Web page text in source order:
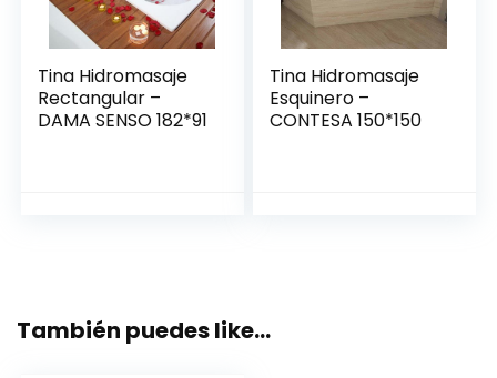
Tina Hidromasaje
Rectangular –
DAMA SENSO 182*91
Tina Hidromasaje
Esquinero –
CONTESA 150*150
También puedes like…